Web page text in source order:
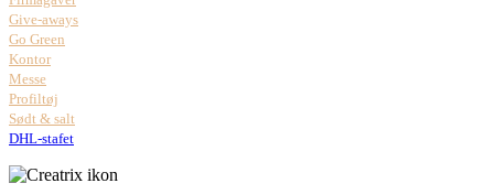
Give-aways
Go Green
Kontor
Messe
Profiltøj
Sødt & salt
DHL-stafet